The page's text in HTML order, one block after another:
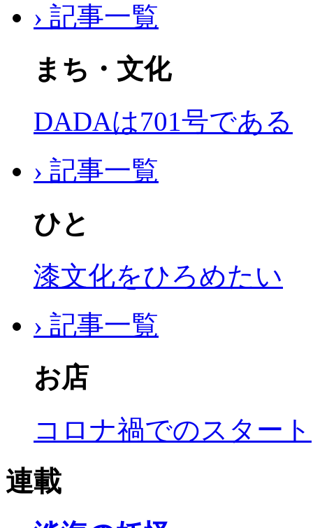
› 記事一覧
まち・文化
DADAは701号である
› 記事一覧
ひと
漆文化をひろめたい
› 記事一覧
お店
コロナ禍でのスタート
連載